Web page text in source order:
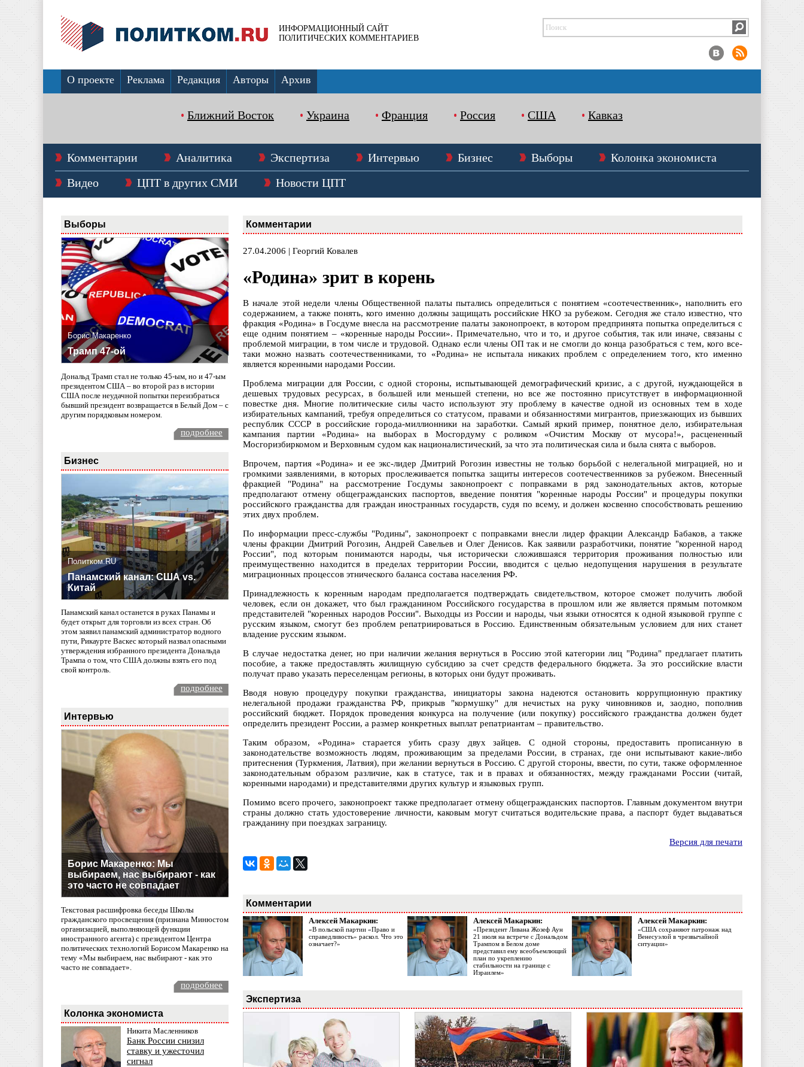
ИНФОРМАЦИОННЫЙ САЙТ
ПОЛИТИЧЕСКИХ КОММЕНТАРИЕВ
О проекте Реклама Редакция Авторы Архив
Ближний Восток Украина Франция Россия США Кавказ
Комментарии Аналитика Экспертиза Интервью Бизнес Выборы
Колонка экономиста
Видео
ЦПТ в других СМИ Новости ЦПТ
Выборы
Борис Макаренко
Трамп 47-ой
Дональд Трамп стал не только 45-ым, но и 47-ым
президентом США – во второй раз в истории
США после неудачной попытки переизбраться
бывший президент возвращается в Белый Дом – с
другим порядковым номером.
подробнее
Бизнес
Политком.RU
Панамский канал: США vs.
Китай
Панамский канал останется в руках Панамы и
будет открыт для торговли из всех стран. Об
этом заявил панамский администратор водного
пути, Рикаурте Васкес который назвал опасными
утверждения избранного президента Дональда
Трампа о том, что США должны взять его под
свой контроль.
подробнее
Интервью
Борис Макаренко: Мы
выбираем, нас выбирают - как
это часто не совпадает
Текстовая расшифровка беседы Школы
гражданского просвещения (признана Минюстом
организацией, выполняющей функции
иностранного агента) с президентом Центра
политических технологий Борисом Макаренко на
тему «Мы выбираем, нас выбирают - как это
часто не совпадает».
подробнее
Колонка экономиста
Никита Масленников
Банк России снизил
ставку и ужесточил
сигнал
Комментарии
27.04.2006 | Георгий Ковалев
«Родина» зрит в корень
В начале этой недели члены Общественной палаты пытались определиться с понятием «соотечественник», наполнить его
содержанием, а также понять, кого именно должны защищать российские НКО за рубежом. Сегодня же стало известно, что
фракция «Родина» в Госдуме внесла на рассмотрение палаты законопроект, в котором предпринята попытка определиться с
еще одним понятием – «коренные народы России». Примечательно, что и то, и другое события, так или иначе, связаны с
проблемой миграции, в том числе и трудовой. Однако если члены ОП так и не смогли до конца разобраться с тем, кого все-
таки можно назвать соотечественниками, то «Родина» не испытала никаких проблем с определением того, кто именно
является коренными народами России.
Проблема миграции для России, с одной стороны, испытывающей демографический кризис, а с другой, нуждающейся в
дешевых трудовых ресурсах, в большей или меньшей степени, но все же постоянно присутствует в информационной
повестке дня. Многие политические силы часто используют эту проблему в качестве одной из основных тем в ходе
избирательных кампаний, требуя определиться со статусом, правами и обязанностями мигрантов, приезжающих из бывших
республик СССР в российские города-миллионники на заработки. Самый яркий пример, понятное дело, избирательная
кампания партии «Родина» на выборах в Мосгордуму с роликом «Очистим Москву от мусора!», расцененный
Мосгоризбиркомом и Верховным судом как националистический, за что эта политическая сила и была снята с выборов.
Впрочем, партия «Родина» и ее экс-лидер Дмитрий Рогозин известны не только борьбой с нелегальной миграцией, но и
громкими заявлениями, в которых прослеживается попытка защиты интересов соотечественников за рубежом. Внесенный
фракцией "Родина" на рассмотрение Госдумы законопроект с поправками в ряд законодательных актов, которые
предполагают отмену общегражданских паспортов, введение понятия "коренные народы России" и процедуры покупки
российского гражданства для граждан иностранных государств, судя по всему, и должен косвенно способствовать решению
этих двух проблем.
По информации пресс-службы "Родины", законопроект с поправками внесли лидер фракции Александр Бабаков, а также
члены фракции Дмитрий Рогозин, Андрей Савельев и Олег Денисов. Как заявили разработчики, понятие "коренной народ
России", под которым понимаются народы, чья исторически сложившаяся территория проживания полностью или
преимущественно находится в пределах территории России, вводится с целью недопущения нарушения в результате
миграционных процессов этнического баланса состава населения РФ.
Принадлежность к коренным народам предполагается подтверждать свидетельством, которое сможет получить любой
человек, если он докажет, что был гражданином Российского государства в прошлом или же является прямым потомком
представителей "коренных народов России". Выходцы из России и народы, чьи языки относятся к одной языковой группе с
русским языком, смогут без проблем репатриироваться в Россию. Единственным обязательным условием для них станет
владение русским языком.
В случае недостатка денег, но при наличии желания вернуться в Россию этой категории лиц "Родина" предлагает платить
пособие, а также предоставлять жилищную субсидию за счет средств федерального бюджета. За это российские власти
получат право указать переселенцам регионы, в которых они будут проживать.
Вводя новую процедуру покупки гражданства, инициаторы закона надеются остановить коррупционную практику
нелегальной продажи гражданства РФ, прикрыв "кормушку" для нечистых на руку чиновников и, заодно, пополнив
российский бюджет. Порядок проведения конкурса на получение (или покупку) российского гражданства должен будет
определить президент России, а размер конкретных выплат репатриантам – правительство.
Таким образом, «Родина» старается убить сразу двух зайцев. С одной стороны, предоставить прописанную в
законодательстве возможность людям, проживающим за пределами России, в странах, где они испытывают какие-либо
притеснения (Туркмения, Латвия), при желании вернуться в Россию. С другой стороны, ввести, по сути, также оформленное
законодательным образом различие, как в статусе, так и в правах и обязанностях, между гражданами России (читай,
коренными народами) и представителями других культур и языковых групп.
Помимо всего прочего, законопроект также предполагает отмену общегражданских паспортов. Главным документом внутри
страны должно стать удостоверение личности, каковым могут считаться водительские права, а паспорт будет выдаваться
гражданину при поездках заграницу.
Версия для печати
Комментарии
Алексей Макаркин:
«В польской партии «Право и
справедливость» раскол. Что это
означает?»
Алексей Макаркин:
«Президент Ливана Жозеф Аун
21 июля на встрече с Дональдом
Трампом в Белом доме
представил ему всеобъемлющий
план по укреплению
стабильности на границе с
Израилем»
Алексей Макаркин:
«США сохраняют патронаж над
Венесуэлой в чрезвычайной
ситуации»
Экспертиза